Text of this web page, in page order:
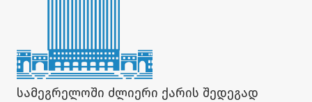
სამეგრელოში ძლიერი ქარის შედეგად